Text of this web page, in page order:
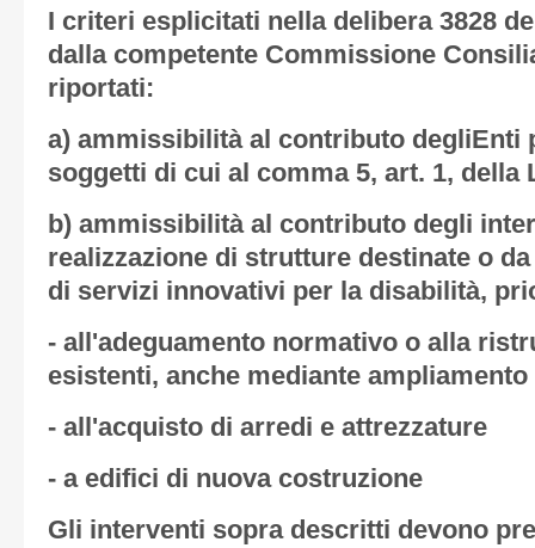
I criteri esplicitati nella delibera 3828
dalla competente Commissione
riportati:
a) ammissibilità al contributo degliEnti
soggetti di cui al comma 5, art. 1, della
b) ammissibilità al contributo degli
realizzazione di strutture destinate o
di servizi innovativi per la disabilità,
- all'adeguamento normativo o alla
esistenti, anche mediante ampliamento
- all'acquisto di arredi e attrezzature
- a edifici di nuova costruzione
Gli interventi sopra descritti devono